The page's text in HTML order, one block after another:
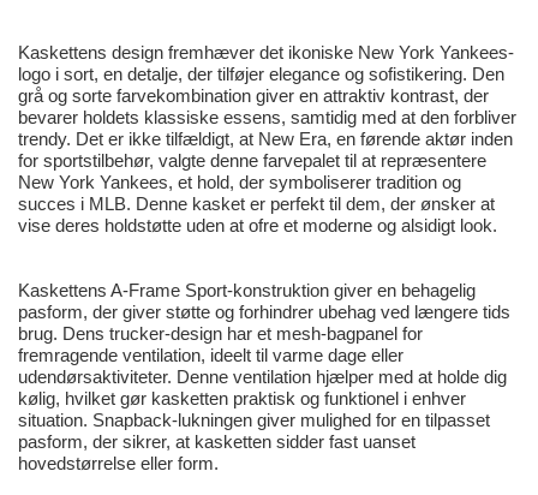
Kaskettens design fremhæver det ikoniske New York Yankees-
logo i sort, en detalje, der tilføjer elegance og sofistikering. Den
grå og sorte farvekombination giver en attraktiv kontrast, der
bevarer holdets klassiske essens, samtidig med at den forbliver
trendy. Det er ikke tilfældigt, at New Era, en førende aktør inden
for sportstilbehør, valgte denne farvepalet til at repræsentere
New York Yankees, et hold, der symboliserer tradition og
succes i MLB. Denne kasket er perfekt til dem, der ønsker at
vise deres holdstøtte uden at ofre et moderne og alsidigt look.
Kaskettens A-Frame Sport-konstruktion giver en behagelig
pasform, der giver støtte og forhindrer ubehag ved længere tids
brug. Dens trucker-design har et mesh-bagpanel for
fremragende ventilation, ideelt til varme dage eller
udendørsaktiviteter. Denne ventilation hjælper med at holde dig
kølig, hvilket gør kasketten praktisk og funktionel i enhver
situation. Snapback-lukningen giver mulighed for en tilpasset
pasform, der sikrer, at kasketten sidder fast uanset
hovedstørrelse eller form.